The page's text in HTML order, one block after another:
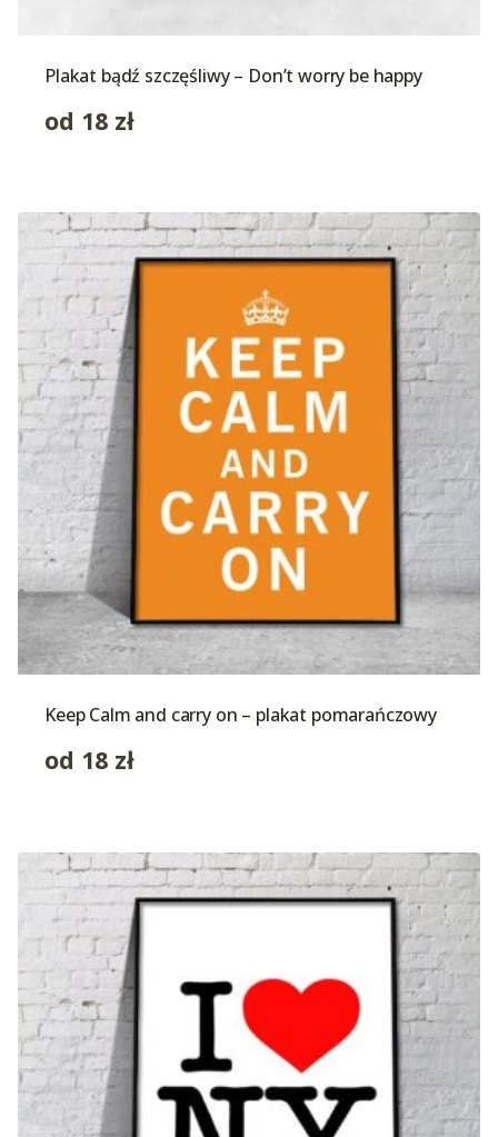
Plakat bądź szczęśliwy – Don’t worry be happy
od 18 zł
Keep Calm and carry on – plakat pomarańczowy
od 18 zł